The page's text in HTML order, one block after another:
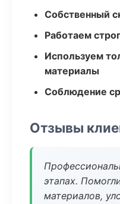
Собственный
Работаем
Используем
материалы
Соблюдение
Отзывы
этапах.
материалов,